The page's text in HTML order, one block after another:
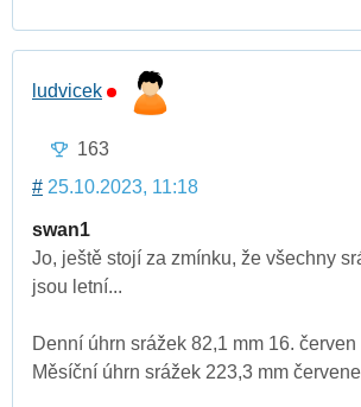
ludvicek
163
# 25.10.2023, 11:18
swan1
Jo, ještě stojí za zmínku, že všechny
jsou letní...
Denní úhrn srážek 82,1 mm 16. červen
Měsíční úhrn srážek 223,3 mm